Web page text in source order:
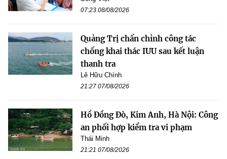
07:23 08/08/2026
Quảng Trị chấn chỉnh công tác
chống khai thác IUU sau kết luận
thanh tra
Lê Hữu Chính
21:27 07/08/2026
Hồ Đồng Đò, Kim Anh, Hà Nội: Công
an phối hợp kiểm tra vi phạm
Thái Minh
21:21 07/08/2026